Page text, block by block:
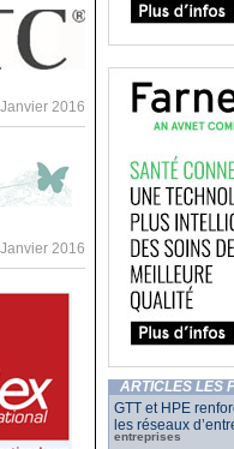
2016
2016
ARTICLES LES
GTT et HPE
les réseaux
entreprises